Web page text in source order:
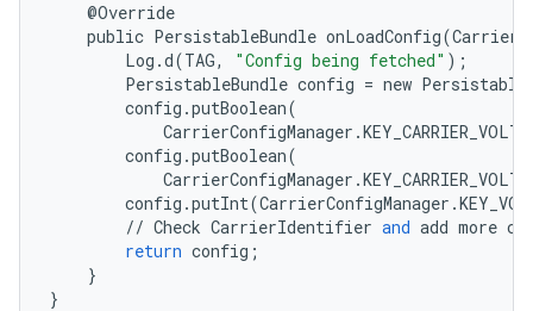
@Override
public PersistableBundle onLoadConfig(
Log .d(TAG, "Config being fetched" );
PersistableBundle config = new
config .putBoolean(
CarrierConfigManager .
config .putBoolean(
CarrierConfigManager .
config .putInt(CarrierConfigManager .
// Check CarrierIdentifier and add more
return config ;
}
}